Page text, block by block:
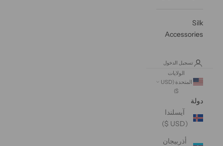
Silk
Accessories
تسجيل الدخول
الولايات
المتحدة (USD
$)
دولة
آيسلندا
(USD $)
أذربيجان